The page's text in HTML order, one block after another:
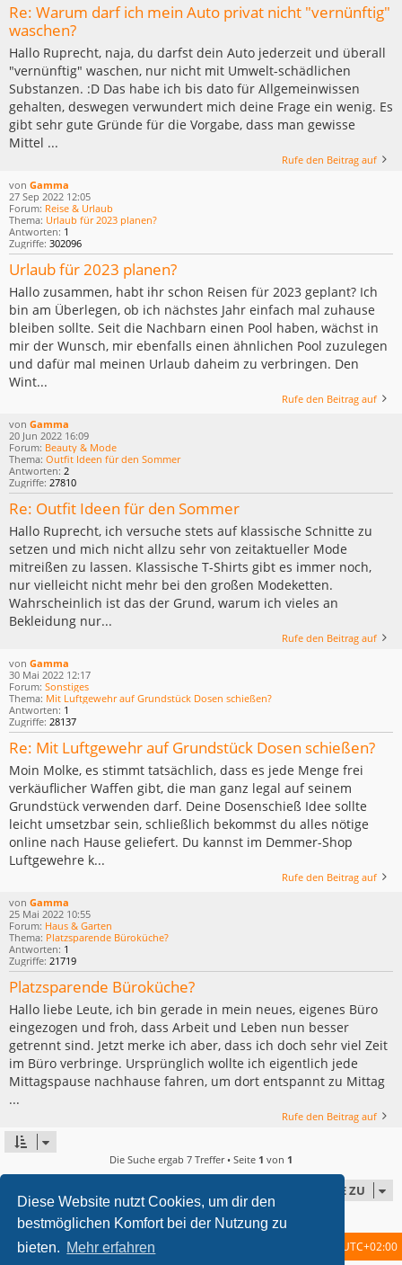
Diese Website nutzt Cookies, um dir den
bestmöglichen Komfort bei der Nutzung zu
bieten. Mehr erfahren
Re: Warum darf ich mein Auto privat nicht "vernünftig"
waschen?
Hallo Ruprecht, naja, du darfst dein Auto jederzeit und überall
"vernünftig" waschen, nur nicht mit Umwelt-schädlichen
Substanzen. :D Das habe ich bis dato für Allgemeinwissen
gehalten, deswegen verwundert mich deine Frage ein wenig. Es
gibt sehr gute Gründe für die Vorgabe, dass man gewisse
Mittel ...
Rufe den Beitrag auf
von Gamma
27 Sep 2022 12:05
Forum: Reise & Urlaub
Thema: Urlaub für 2023 planen?
Antworten: 1
Zugriffe: 302096
Urlaub für 2023 planen?
Hallo zusammen, habt ihr schon Reisen für 2023 geplant? Ich
bin am Überlegen, ob ich nächstes Jahr einfach mal zuhause
bleiben sollte. Seit die Nachbarn einen Pool haben, wächst in
mir der Wunsch, mir ebenfalls einen ähnlichen Pool zuzulegen
und dafür mal meinen Urlaub daheim zu verbringen. Den
Wint...
Rufe den Beitrag auf
von Gamma
20 Jun 2022 16:09
Forum: Beauty & Mode
Thema: Outfit Ideen für den Sommer
Antworten: 2
Zugriffe: 27810
Re: Outfit Ideen für den Sommer
Hallo Ruprecht, ich versuche stets auf klassische Schnitte zu
setzen und mich nicht allzu sehr von zeitaktueller Mode
mitreißen zu lassen. Klassische T-Shirts gibt es immer noch,
nur vielleicht nicht mehr bei den großen Modeketten.
Wahrscheinlich ist das der Grund, warum ich vieles an
Bekleidung nur...
Rufe den Beitrag auf
von Gamma
30 Mai 2022 12:17
Forum: Sonstiges
Thema: Mit Luftgewehr auf Grundstück Dosen schießen?
Antworten: 1
Zugriffe: 28137
Re: Mit Luftgewehr auf Grundstück Dosen schießen?
Moin Molke, es stimmt tatsächlich, dass es jede Menge frei
verkäuflicher Waffen gibt, die man ganz legal auf seinem
Grundstück verwenden darf. Deine Dosenschieß Idee sollte
leicht umsetzbar sein, schließlich bekommst du alles nötige
online nach Hause geliefert. Du kannst im Demmer-Shop
Luftgewehre k...
Rufe den Beitrag auf
von Gamma
25 Mai 2022 10:55
Forum: Haus & Garten
Thema: Platzsparende Büroküche?
Antworten: 1
Zugriffe: 21719
Platzsparende Büroküche?
Hallo liebe Leute, ich bin gerade in mein neues, eigenes Büro
eingezogen und froh, dass Arbeit und Leben nun besser
getrennt sind. Jetzt merke ich aber, dass ich doch sehr viel Zeit
im Büro verbringe. Ursprünglich wollte ich eigentlich jede
Mittagspause nachhause fahren, um dort entspannt zu Mittag
...
Rufe den Beitrag auf
Die Suche ergab 7 Treffer • Seite 1 von 1
GEHE ZU
Startseite Foren-Übersicht UTC+02:00